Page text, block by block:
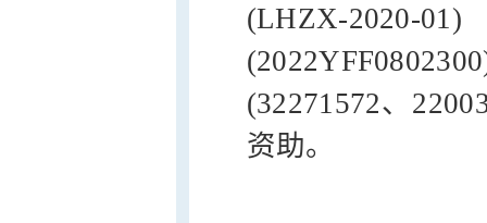
(LHZX-
(32271572、
资助。